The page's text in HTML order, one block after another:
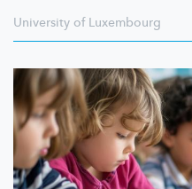
University of Luxembourg